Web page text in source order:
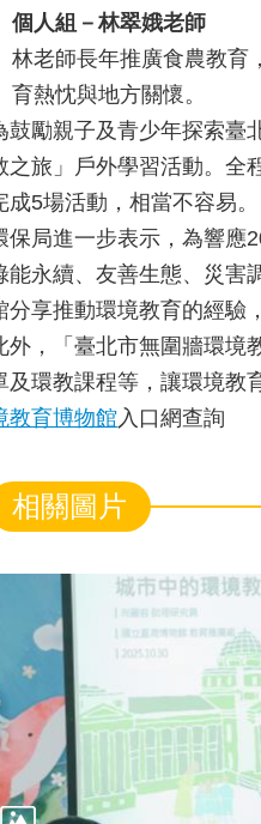
個人組－林翠娥老師
林老師長年推廣食農教育
育熱忱與地方關懷。
鼓勵親子及青少年探索臺
之旅」戶外學習活動。全
成5場活動，相當不容易。
保局進一步表示，為響應
能永續、友善生態、災害
分享推動環境教育的經驗
外，「臺北市無圍牆環境
及環教課程等，讓環境教
教育博物館入口網查詢
相關圖片